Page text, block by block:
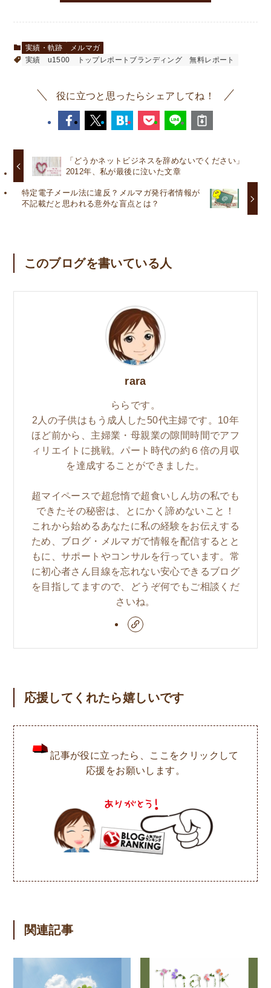
実績・軌跡
メルマガ
実績
u1500 トップレポートブランディング 無料レポート
役に立つと思ったらシェアしてね！
「どうかネットビジネスを辞めないでください」
2012年、私が最後に泣いた文章
特定電子メール法に違反？メルマガ発行者情報が
不記載だと思われる意外な盲点とは？
このブログを書いている人
rara
ららです。
2人の子供はもう成人した50代主婦です。10年
ほど前から、主婦業・母親業の隙間時間でアフ
ィリエイトに挑戦。パート時代の約６倍の月収
を達成することができました。
超マイペースで超怠惰で超食いしん坊の私でも
できたその秘密は、とにかく諦めないこと！
これから始めるあなたに私の経験をお伝えする
ため、ブログ・メルマガで情報を配信するとと
もに、サポートやコンサルを行っています。常
に初心者さん目線を忘れない安心できるブログ
を目指してますので、どうぞ何でもご相談くだ
さいね。
応援してくれたら嬉しいです
記事が役に立ったら、ここをクリックして
応援をお願いします。
関連記事